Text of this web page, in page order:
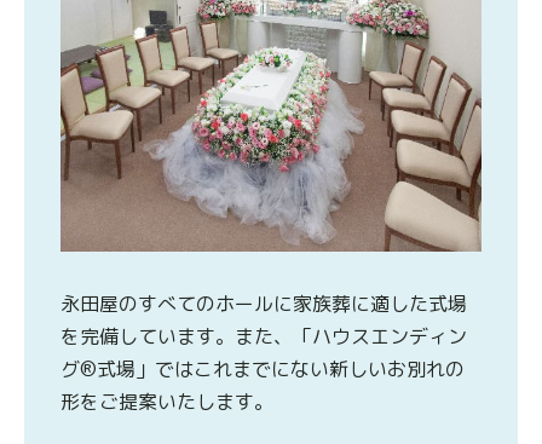
永田屋のすべてのホールに家族葬に適した式場
を完備しています。また、「ハウスエンディン
グ®式場」ではこれまでにない新しいお別れの
形をご提案いたします。